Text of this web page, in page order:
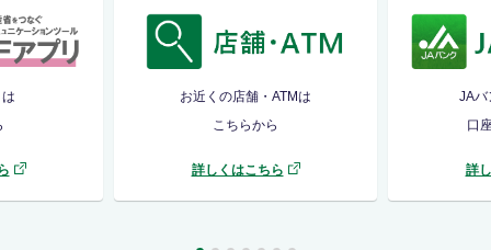
お近くの店舗・ATMは
こちらから
詳しくはこちら
JAバ
口
詳